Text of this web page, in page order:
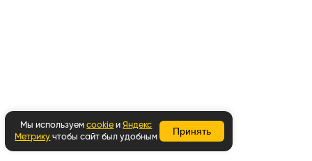
Мы используем cookie и Яндекс
Метрику чтобы сайт был удобным
Принять